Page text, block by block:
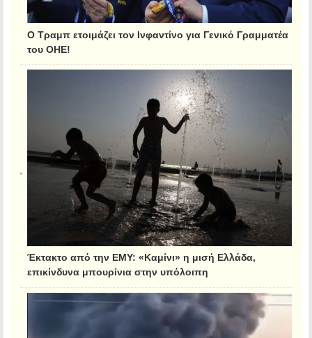
Ο Τραμπ ετοιμάζει τον Ινφαντίνο για Γενικό Γραμματέα
του ΟΗΕ!
Έκτακτο από την ΕΜΥ: «Καμίνι» η μισή Ελλάδα,
επικίνδυνα μπουρίνια στην υπόλοιπη